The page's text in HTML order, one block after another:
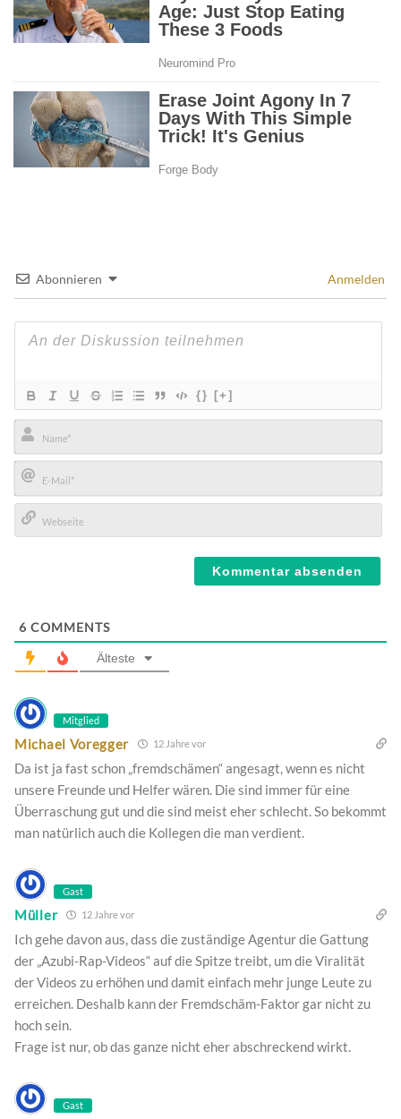
Abonnieren Anmelden
{} [+]
Name*
E-
Mail*
6 COMMENTS
Älteste
Mitglied
Michael Voregger 12 Jahre vor
Da ist ja fast schon „fremdschämen“ angesagt, wenn es nicht
unsere Freunde und Helfer wären. Die sind immer für eine
Überraschung gut und die sind meist eher schlecht. So bekommt
man natürlich auch die Kollegen die man verdient.
Gast
Müller 12 Jahre vor
Ich gehe davon aus, dass die zuständige Agentur die Gattung
der „Azubi-Rap-Videos“ auf die Spitze treibt, um die Viralität
der Videos zu erhöhen und damit einfach mehr junge Leute zu
erreichen. Deshalb kann der Fremdschäm-Faktor gar nicht zu
hoch sein.
Frage ist nur, ob das ganze nicht eher abschreckend wirkt.
Gast